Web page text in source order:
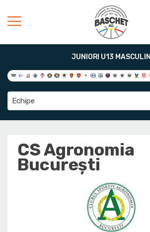
JUNIORI U13 MASCULIN
Echipe
CS Agronomia
București